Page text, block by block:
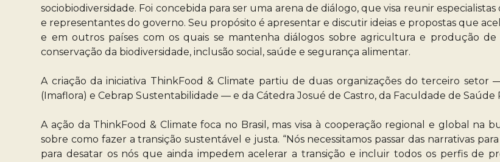
sociobiodiversidade. Foi concebida para ser uma arena de diálogo, que visa reunir
e representantes do governo. Seu propósito é apresentar e discutir ideias e propostas que
e em outros países com os quais se mantenha diálogos sobre agricultura e produção
conservação da biodiversidade, inclusão social, saúde e segurança alimentar.
A criação da iniciativa ThinkFood & Climate partiu de duas organizações do terceiro
(Imaflora) e Cebrap Sustentabilidade — e da Cátedra Josué de Castro, da Faculdade de Saúde
A ação da ThinkFood & Climate foca no Brasil, mas visa à cooperação regional e global na
sobre como fazer a transição sustentável e justa. “Nós necessitamos passar das narrativas
para desatar os nós que ainda impedem acelerar a transição e incluir todos os perfis de